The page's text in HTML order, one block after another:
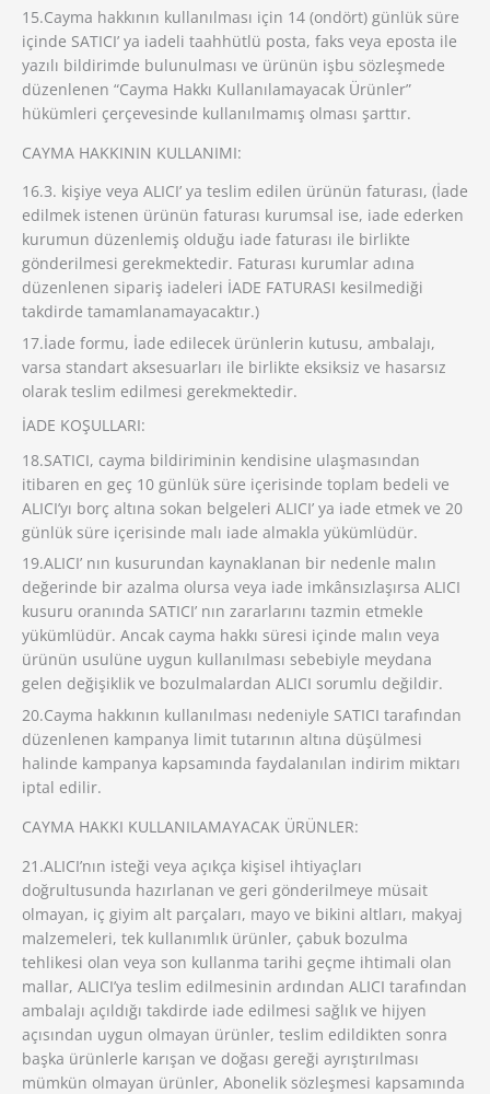
15.Cayma hakkının kullanılması için 14 (ondört) günlük süre
içinde SATICI’ ya iadeli taahhütlü posta, faks veya eposta ile
yazılı bildirimde bulunulması ve ürünün işbu sözleşmede
düzenlenen “Cayma Hakkı Kullanılamayacak Ürünler”
hükümleri çerçevesinde kullanılmamış olması şarttır.
CAYMA HAKKININ KULLANIMI:
16.3. kişiye veya ALICI’ ya teslim edilen ürünün faturası, (İade
edilmek istenen ürünün faturası kurumsal ise, iade ederken
kurumun düzenlemiş olduğu iade faturası ile birlikte
gönderilmesi gerekmektedir. Faturası kurumlar adına
düzenlenen sipariş iadeleri İADE FATURASI kesilmediği
takdirde tamamlanamayacaktır.)
17.İade formu, İade edilecek ürünlerin kutusu, ambalajı,
varsa standart aksesuarları ile birlikte eksiksiz ve hasarsız
olarak teslim edilmesi gerekmektedir.
İADE KOŞULLARI:
18.SATICI, cayma bildiriminin kendisine ulaşmasından
itibaren en geç 10 günlük süre içerisinde toplam bedeli ve
ALICI’yı borç altına sokan belgeleri ALICI’ ya iade etmek ve 20
günlük süre içerisinde malı iade almakla yükümlüdür.
19.ALICI’ nın kusurundan kaynaklanan bir nedenle malın
değerinde bir azalma olursa veya iade imkânsızlaşırsa ALICI
kusuru oranında SATICI’ nın zararlarını tazmin etmekle
yükümlüdür. Ancak cayma hakkı süresi içinde malın veya
ürünün usulüne uygun kullanılması sebebiyle meydana
gelen değişiklik ve bozulmalardan ALICI sorumlu değildir.
20.Cayma hakkının kullanılması nedeniyle SATICI tarafından
düzenlenen kampanya limit tutarının altına düşülmesi
halinde kampanya kapsamında faydalanılan indirim miktarı
iptal edilir.
CAYMA HAKKI KULLANILAMAYACAK ÜRÜNLER:
21.ALICI’nın isteği veya açıkça kişisel ihtiyaçları
doğrultusunda hazırlanan ve geri gönderilmeye müsait
olmayan, iç giyim alt parçaları, mayo ve bikini altları, makyaj
malzemeleri, tek kullanımlık ürünler, çabuk bozulma
tehlikesi olan veya son kullanma tarihi geçme ihtimali olan
mallar, ALICI’ya teslim edilmesinin ardından ALICI tarafından
ambalajı açıldığı takdirde iade edilmesi sağlık ve hijyen
açısından uygun olmayan ürünler, teslim edildikten sonra
başka ürünlerle karışan ve doğası gereği ayrıştırılması
mümkün olmayan ürünler, Abonelik sözleşmesi kapsamında